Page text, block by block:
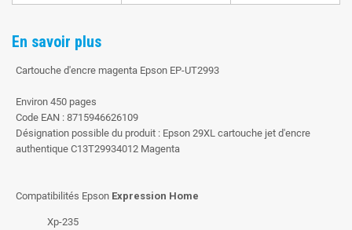
En savoir plus
Cartouche d'encre magenta Epson EP-UT2993
Environ 450 pages
Code EAN : 8715946626109
Désignation possible du produit : Epson 29XL cartouche jet d'encre
authentique C13T29934012 Magenta
Compatibilités Epson Expression Home
Xp-235